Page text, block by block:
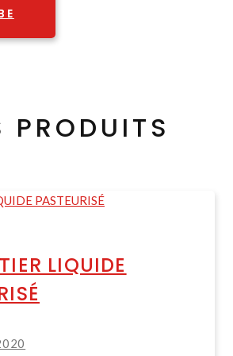
PRODUITS
LIQUIDE